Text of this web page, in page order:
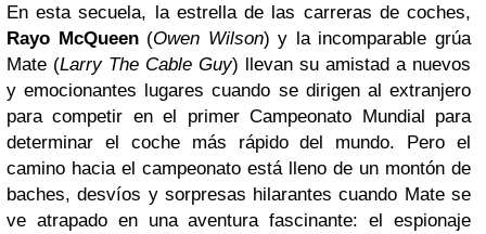
En esta secuela, la estrella de las carreras de coches,
Rayo McQueen(Owen Wilson) y la incomparable grúa
Mate (Larry The Cable Guy) llevan su amistad a nuevos
y emocionantes lugares cuando se dirigen al extranjero
para competir en el primer Campeonato Mundial para
determinar el coche más rápido del mundo. Pero el
camino hacia el campeonato está lleno de un montón de
baches, desvíos y sorpresas hilarantes cuando Mate se
ve atrapado en una aventura fascinante: el espionaje